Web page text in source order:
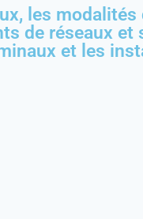
les
de réseaux
et les